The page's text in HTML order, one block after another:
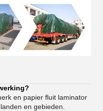
en papier fluit laminator
en gebieden.